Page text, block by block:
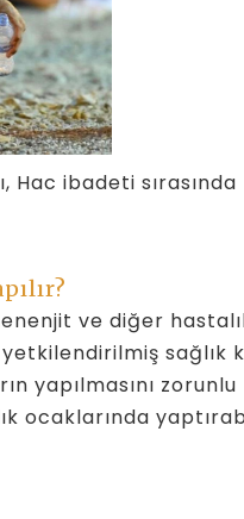
Hac ibadeti
ve diğer
sağlık
yapılmasını
ocaklarında